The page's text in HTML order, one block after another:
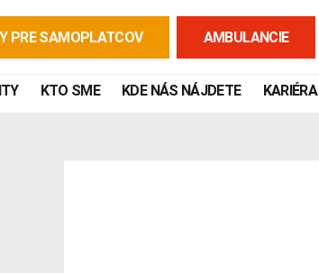
PRE SAMOPLATCOV AMBULANCIE
KTO SME KDE NÁS NÁJDETE KARIÉRA